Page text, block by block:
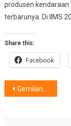
produsen
terbarunya. Di IIMS
Share this:
Facebook
Post
Gemilang Berkompetisi, Disertai Wajah Bening